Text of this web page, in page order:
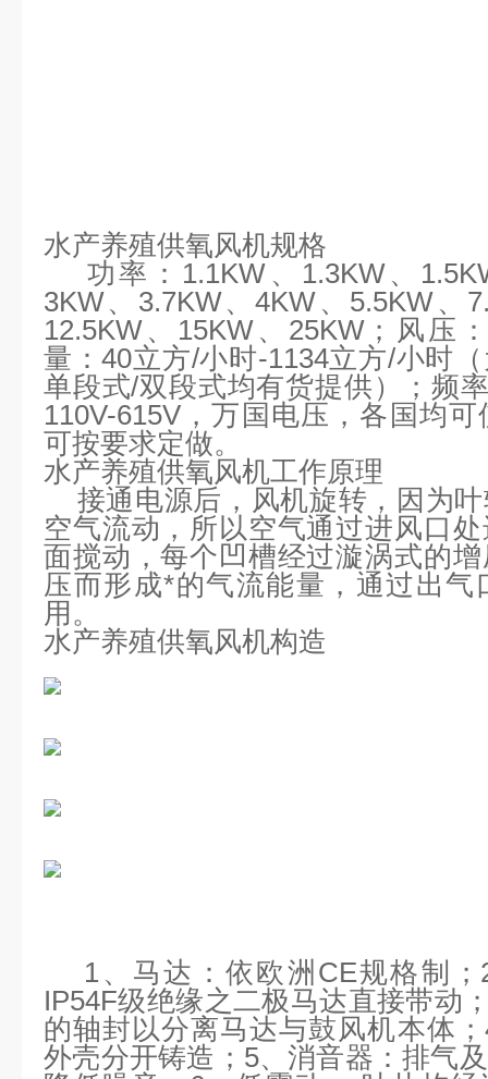
水产养殖供氧风机规格
功率： 1.1KW、1.3KW、
3KW、3.7KW、4KW、5.5KW、
12.5KW、15KW、25KW；风压
量：40立方/小时-1134立方/小时
单段式/双段式均有货提供）； 频
110V-615V，万国电压，各国均
可按要求定做。
水产养殖供氧风机工作原理
接通电源后，风机旋转，因为
空气流动，所以空气通过进风口
面搅动，每个凹槽经过漩涡式的
压而形成*的气流能量，通过出气
用。
水产养殖供氧风机构造
1、马达：依欧洲CE规格制；
IP54F级绝缘之二极马达直接带动
的轴封以分离马达与鼓风机本体
外壳分开铸造；5、消音器：排气